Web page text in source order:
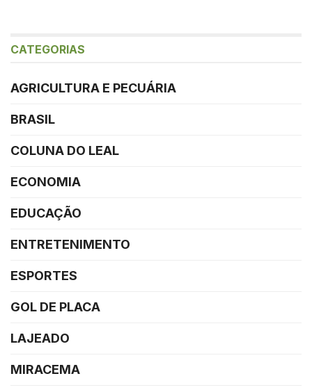
CATEGORIAS
AGRICULTURA E PECUÁRIA
BRASIL
COLUNA DO LEAL
ECONOMIA
EDUCAÇÃO
ENTRETENIMENTO
ESPORTES
GOL DE PLACA
LAJEADO
MIRACEMA